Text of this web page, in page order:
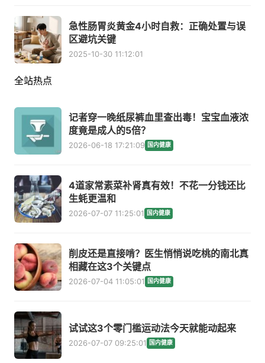
急性肠胃炎黄金4小时自救：正确处置与误
区避坑关键
2025-10-30 11:12:01
全站热点
记者穿一晚纸尿裤血里查出毒！宝宝血液浓
度竟是成人的5倍？
2026-06-18 17:21:09 国内健康
4道家常素菜补肾真有效！不花一分钱还比
生蚝更温和
2026-07-07 11:25:01 国内健康
削皮还是直接啃？医生悄悄说吃桃的南北真
相藏在这3个关键点
2026-07-04 11:05:01 国内健康
试试这3个零门槛运动法今天就能动起来
2026-07-07 09:25:01 国内健康